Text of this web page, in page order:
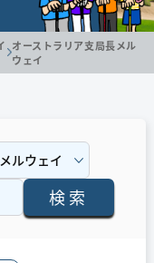
オーストラリア支局長メル
ウェイ
検索